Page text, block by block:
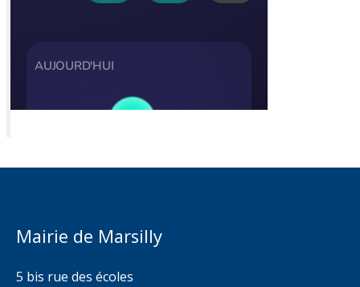
Mairie de Marsilly
5 bis rue des écoles